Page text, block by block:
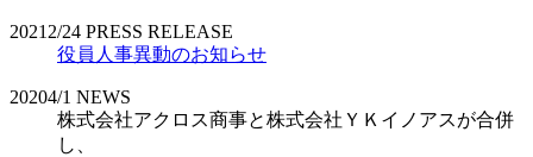
2021 2/24 PRESS RELEASE
役員人事異動のお知らせ
20204/1 NEWS
株式会社アクロス商事と株式会社ＹＫイノアスが合併
し、